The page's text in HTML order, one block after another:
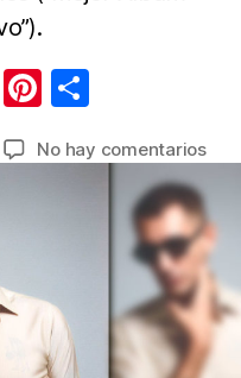
E Pi
er m
No hay comentariosen
une
el
el
y